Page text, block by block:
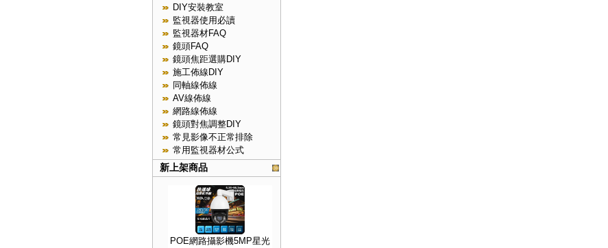
DIY安裝教室
監視器使用必讀
監視器材FAQ
鏡頭FAQ
鏡頭焦距選購DIY
施工佈線DIY
同軸線佈線
AV線佈線
網路線佈線
鏡頭對焦調整DIY
常見影像不正常排除
常用監視器材公式
新上架商品
POE網路攝影機5MP星光